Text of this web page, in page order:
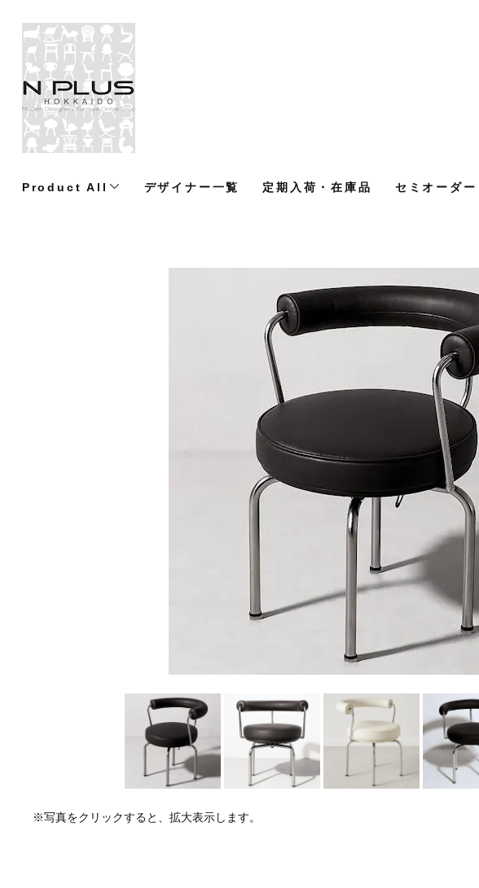
Product All デザイナー一覧 定期入荷・在庫品 セミオーダー
※写真をクリックすると、拡大表示します。